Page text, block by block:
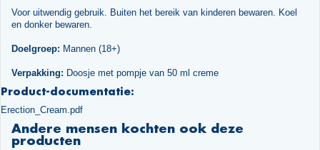
Voor uitwendig gebruik. Buiten het bereik van kinderen bewaren. Koel
en donker bewaren.
Doelgroep: Mannen (18+)
Verpakking: Doosje met pompje van 50 ml creme
Product-documentatie:
Erection_Cream.pdf
Andere mensen kochten ook deze
producten